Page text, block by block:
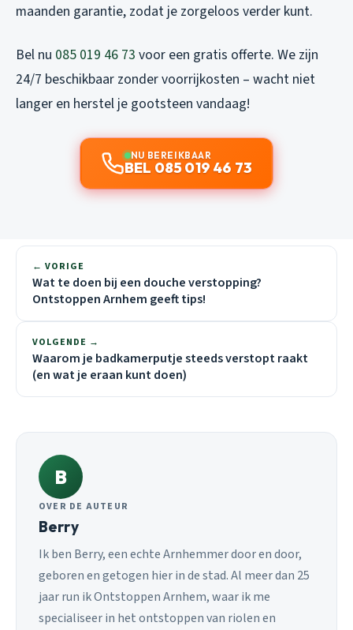
maanden garantie, zodat je zorgeloos verder kunt.
Bel nu 085 019 46 73 voor een gratis offerte. We zijn
24/7 beschikbaar zonder voorrijkosten – wacht niet
langer en herstel je gootsteen vandaag!
NU BEREIKBAAR
BEL 085 019 46 73
← VORIGE
Wat te doen bij een douche verstopping?
Ontstoppen Arnhem geeft tips!
VOLGENDE →
Waarom je badkamerputje steeds verstopt raakt
(en wat je eraan kunt doen)
B
OVER DE AUTEUR
Berry
Ik ben Berry, een echte Arnhemmer door en door,
geboren en getogen hier in de stad. Al meer dan 25
jaar run ik Ontstoppen Arnhem, waar ik me
specialiseer in het ontstoppen van riolen en